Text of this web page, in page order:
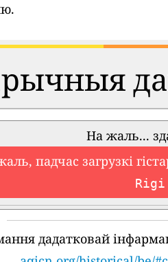
На жаль...
падчас загрузкі
Rigi
дадатковай